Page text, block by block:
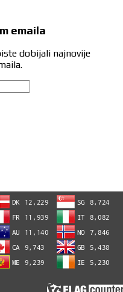
emaila
dobijali najnovije